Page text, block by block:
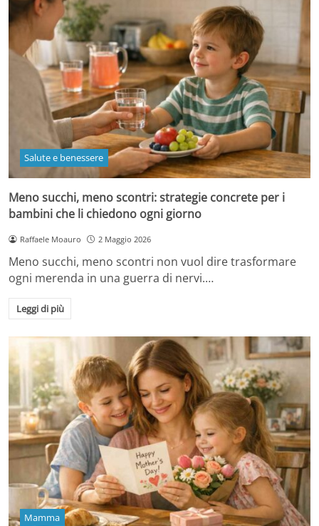
Salute e benessere
Meno succhi, meno scontri: strategie concrete per i
bambini che li chiedono ogni giorno
Raffaele Moauro 2 Maggio 2026
Meno succhi, meno scontri non vuol dire trasformare
ogni merenda in una guerra di nervi.…
Leggi di più
Mamma